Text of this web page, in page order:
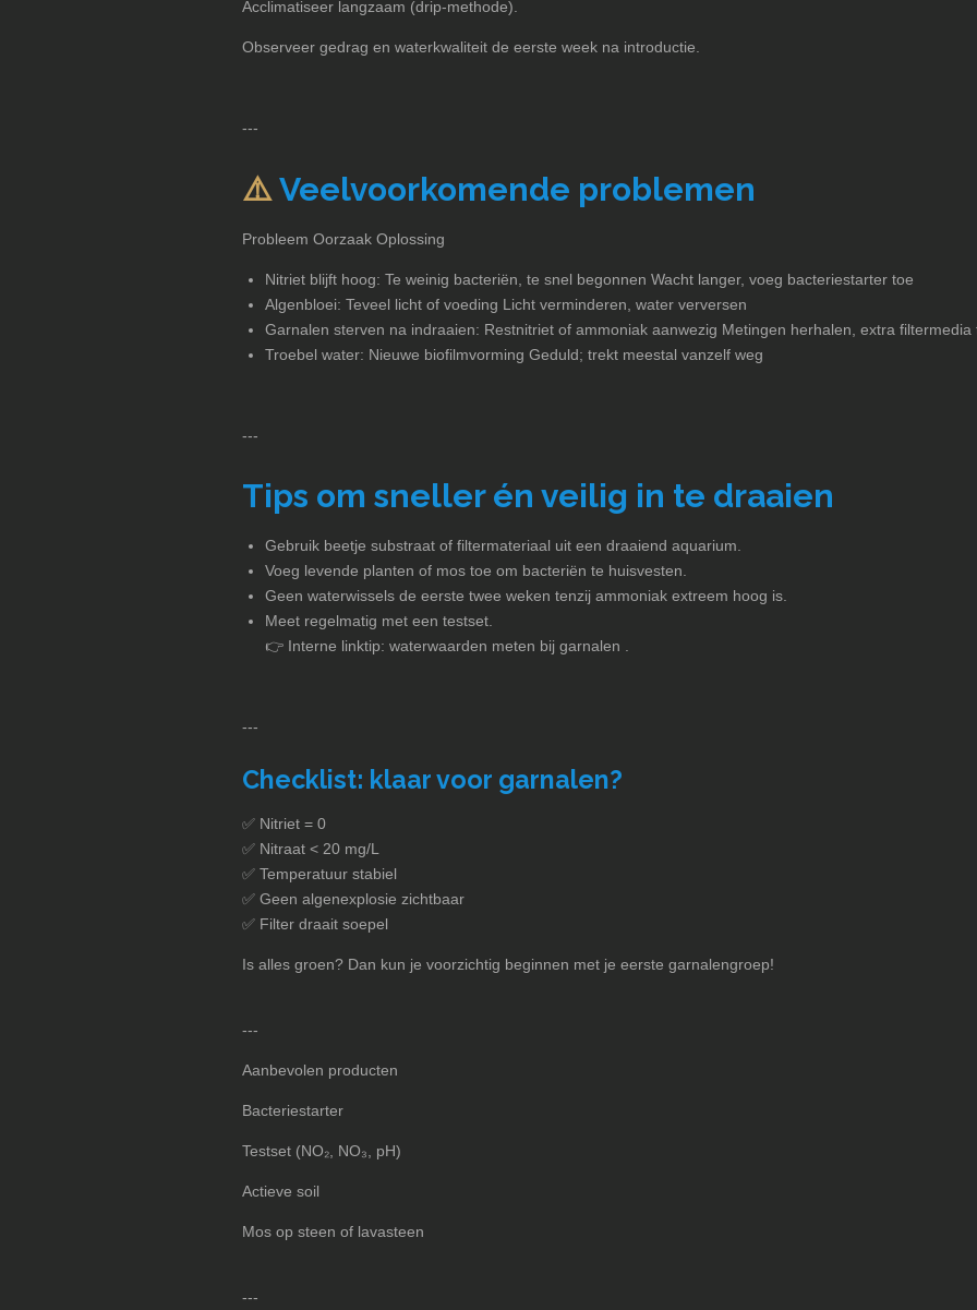
Acclimatiseer langzaam (drip-methode).
Observeer gedrag en waterkwaliteit de eerste week na introductie.
---
⚠️ Veelvoorkomende problemen
Probleem Oorzaak Oplossing
Nitriet blijft hoog: Te weinig bacteriën, te snel begonnen Wacht langer, voeg bacteriestarter toe
Algenbloei: Teveel licht of voeding Licht verminderen, water verversen
Garnalen sterven na indraaien: Restnitriet of ammoniak aanwezig Metingen herhalen, extra filtermedia
Troebel water: Nieuwe biofilmvorming Geduld; trekt meestal vanzelf weg
---
Tips om sneller én veilig in te draaien
Gebruik beetje substraat of filtermateriaal uit een draaiend aquarium.
Voeg levende planten of mos toe om bacteriën te huisvesten.
Geen waterwissels de eerste twee weken tenzij ammoniak extreem hoog is.
Meet regelmatig met een testset.
👉 Interne linktip: waterwaarden meten bij garnalen .
---
Checklist: klaar voor garnalen?
✅ Nitriet = 0
✅ Nitraat < 20 mg/L
✅ Temperatuur stabiel
✅ Geen algenexplosie zichtbaar
✅ Filter draait soepel
Is alles groen? Dan kun je voorzichtig beginnen met je eerste garnalengroep!
---
Aanbevolen producten
Bacteriestarter
Testset (NO₂, NO₃, pH)
Actieve soil
Mos op steen of lavasteen
---